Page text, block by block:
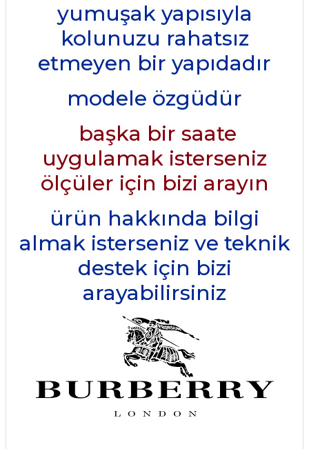
yumuşak yapısıyla
kolunuzu rahatsız
etmeyen bir yapıdadır
modele özgüdür
başka bir saate
uygulamak isterseniz
ölçüler için bizi arayın
ürün hakkında bilgi
almak isterseniz ve teknik
destek için bizi
arayabilirsiniz